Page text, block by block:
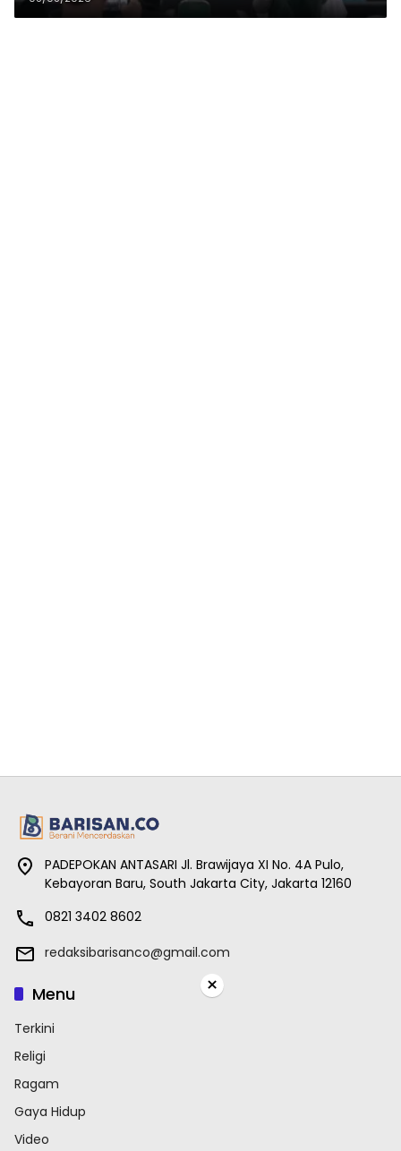
PADEPOKAN ANTASARI Jl. Brawijaya XI No. 4A Pulo,
Kebayoran Baru, South Jakarta City, Jakarta 12160
0821 3402 8602
redaksibarisanco@gmail.com
Menu
Terkini
Religi
Ragam
Gaya Hidup
Video
×